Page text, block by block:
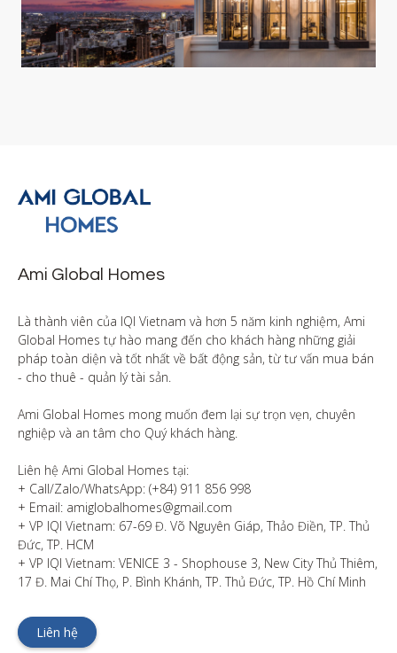
Ami Global Homes
Là thành viên của IQI Vietnam và hơn 5 năm kinh nghiệm, Ami
Global Homes tự hào mang đến cho khách hàng những giải
pháp toàn diện và tốt nhất về bất động sản, từ tư vấn mua bán
- cho thuê - quản lý tài sản.
Ami Global Homes mong muốn đem lại sự trọn vẹn, chuyên
nghiệp và an tâm cho Quý khách hàng.
Liên hệ Ami Global Homes tại:
+ Call/Zalo/WhatsApp: (+84) 911 856 998
+ Email: amiglobalhomes@gmail.com
+ VP IQI Vietnam: 67-69 Đ. Võ Nguyên Giáp, Thảo Điền, TP. Thủ
Đức, TP. HCM
+ VP IQI Vietnam: VENICE 3 - Shophouse 3, New City Thủ Thiêm,
17 Đ. Mai Chí Thọ, P. Bình Khánh, TP. Thủ Đức, TP. Hồ Chí Minh
Liên hệ